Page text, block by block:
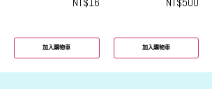
加入購物車 加入購物車